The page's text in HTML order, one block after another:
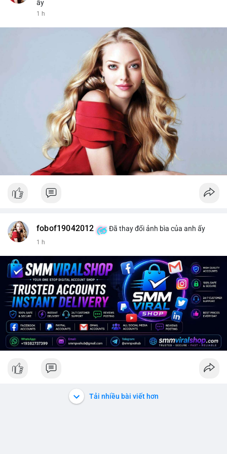
ấy
1 h
fobof19042012 Đã thay đổi ảnh bìa của anh ấy
1 h
Tải nhiều bài viết hơn